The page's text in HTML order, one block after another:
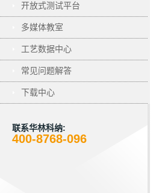
开放式测试平台
多媒体教室
工艺数据中心
常见问题解答
下载中心
联系华林科纳:
400-8768-096